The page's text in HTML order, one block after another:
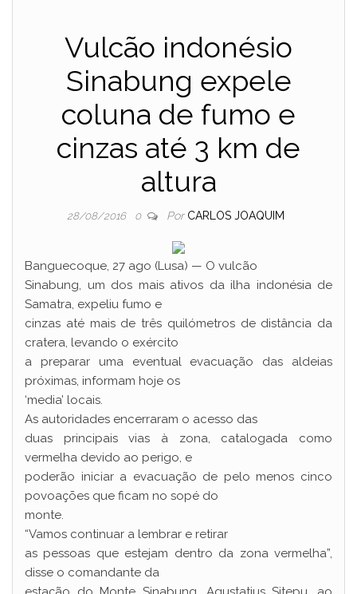
Vulcão indonésio
Sinabung expele
coluna de fumo e
cinzas até 3 km de
altura
28/08/2016 0 Por CARLOS JOAQUIM
Banguecoque, 27 ago (Lusa) — O vulcão
Sinabung, um dos mais ativos da ilha indonésia de
Samatra, expeliu fumo e
cinzas até mais de três quilómetros de distância da
cratera, levando o exército
a preparar uma eventual evacuação das aldeias
próximas, informam hoje os
‘media’ locais.
As autoridades encerraram o acesso das
duas principais vias à zona, catalogada como
vermelha devido ao perigo, e
poderão iniciar a evacuação de pelo menos cinco
povoações que ficam no sopé do
monte.
“Vamos continuar a lembrar e retirar
as pessoas que estejam dentro da zona vermelha”,
disse o comandante da